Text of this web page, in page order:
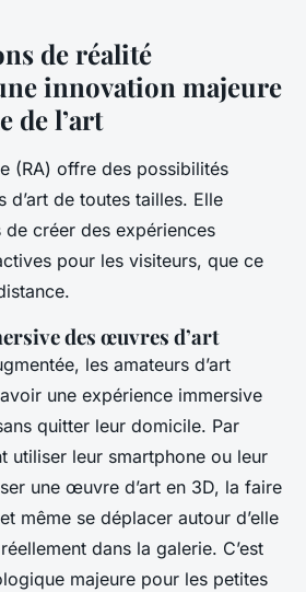
de réalité
innovation majeure
de l’art
(RA) offre des possibilités
d’art de toutes tailles. Elle
créer des expériences
pour les visiteurs, que ce
des œuvres d’art
les amateurs d’art
une expérience immersive
quitter leur domicile. Par
utiliser leur smartphone ou leur
une œuvre d’art en 3D, la faire
même se déplacer autour d’elle
dans la galerie. C’est
majeure pour les petites